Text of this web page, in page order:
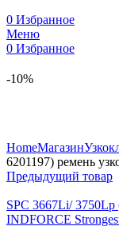
0 Избранное
Меню
0 Избранное
-10%
HomeМагазин
6201197) ремень
Предыдущий товар
SPC 3667Li/
INDFORCE